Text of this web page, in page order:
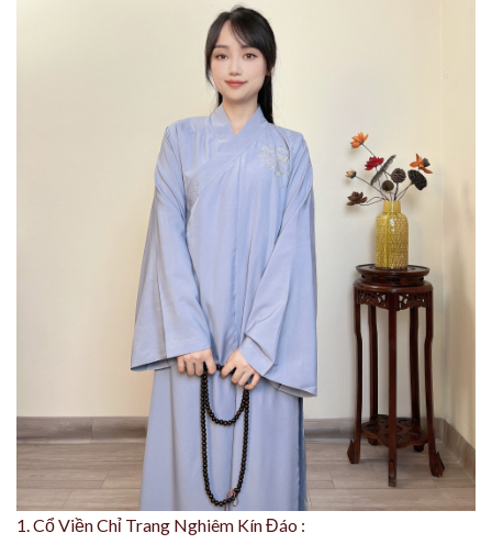
1. Cổ Viền Chỉ Trang Nghiêm Kín Đáo :